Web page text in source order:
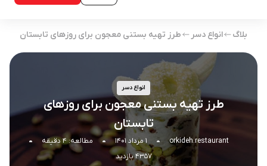
بلاگ انواع دسر طرز تهیه بستنی معجون برای روزهای تابستان
انواع دسر
طرز تهیه بستنی معجون برای روزهای
تابستان
orkideh.restaurant ۱ مرداد ۱۴۰۱
مطالعه: ۴ دقیقه
۴۳۵۷ بازدید